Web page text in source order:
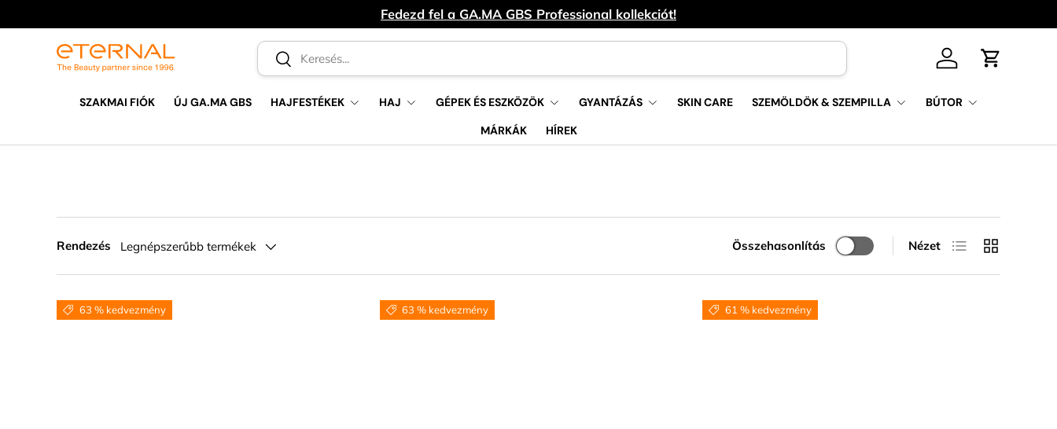
UGRÁS A TARTALOMRA
Fedezd fel a GA.MA GBS Professional kollekciót!
Keresés
Keresés
Log in Kosár
SZAKMAI FIÓK ÚJ GA.MA GBS HAJFESTÉKEK HAJ GÉPEK ÉS ESZKÖZÖK GYANTÁZÁS SKIN CARE SZEMÖLDÖK & SZEMPILLA
BÚTOR
MÁRKÁK
HÍREK
Rendezés Legnépszerűbb termékek Összehasonlítás Nézet Lista Rács
63 % kedvezmény 63 % kedvezmény 61 % kedvezmény